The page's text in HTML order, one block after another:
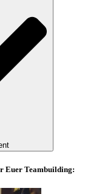
Euer Teambuilding: